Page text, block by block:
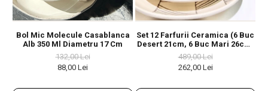
Bol Mic Molecule Casablanca
Alb 350 Ml Diametru 17 Cm
132,00 Lei
88,00 Lei
Set 12 Farfurii Ceramica (6 Buc
Desert 21cm, 6 Buc Mari 26cm)
Decorama Bej Deschis Cu
Pensulare Manuala Linii
Neagre
489,00 Lei
262,00 Lei